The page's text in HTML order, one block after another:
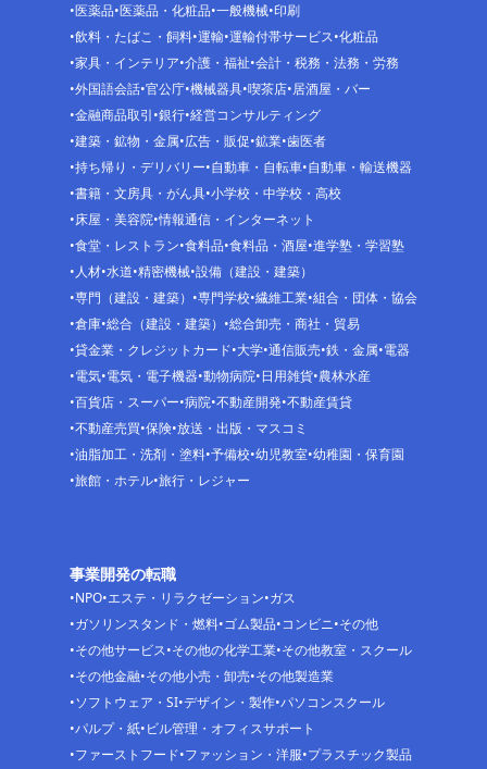
医薬品 医薬品・化粧品 一般機械 印刷
飲料・たばこ・飼料 運輸 運輸付帯サービス 化粧品
家具・インテリア 介護・福祉 会計・税務・法務・労務
外国語会話 官公庁 機械器具 喫茶店 居酒屋・バー
金融商品取引 銀行 経営コンサルティング
建築・鉱物・金属 広告・販促 鉱業 歯医者
持ち帰り・デリバリー 自動車・自転車 自動車・輸送機器
書籍・文房具・がん具 小学校・中学校・高校
床屋・美容院 情報通信・インターネット
食堂・レストラン 食料品 食料品・酒屋 進学塾・学習塾
人材 水道 精密機械 設備（建設・建築）
専門（建設・建築）
専門学校 繊維工業 組合・団体・協会
倉庫 総合（建設・建築）
総合卸売・商社・貿易
貸金業・クレジットカード 大学 通信販売 鉄・金属 電器
電気 電気・電子機器 動物病院 日用雑貨 農林水産
百貨店・スーパー 病院 不動産開発 不動産賃貸
不動産売買 保険 放送・出版・マスコミ
油脂加工・洗剤・塗料 予備校 幼児教室 幼稚園・保育園
旅館・ホテル 旅行・レジャー
事業開発の転職
NPO エステ・リラクゼーション ガス
ガソリンスタンド・燃料 ゴム製品 コンビニ その他
その他サービス その他の化学工業 その他教室・スクール
その他金融 その他小売・卸売 その他製造業
ソフトウェア・SI デザイン・製作 パソコンスクール
パルプ・紙 ビル管理・オフィスサポート
ファーストフード ファッション・洋服 プラスチック製品